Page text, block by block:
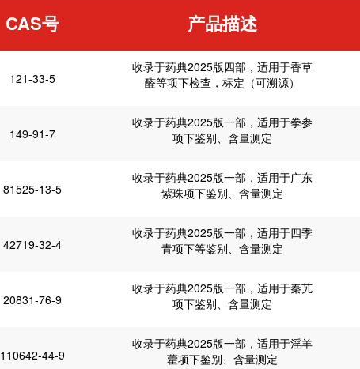
CAS号 产品描述
121-33-5
收录于药典2025版四部，适用于香草
醛等项下检查，标定（可溯源）
149-91-7
收录于药典2025版一部，适用于拳参
项下鉴别、含量测定
81525-13-5
收录于药典2025版一部，适用于广东
紫珠项下鉴别、含量测定
42719-32-4
收录于药典2025版一部，适用于四季
青项下等鉴别、含量测定
20831-76-9
收录于药典2025版一部，适用于秦艽
项下鉴别、含量测定
110642-44-9
收录于药典2025版一部，适用于淫羊
藿项下鉴别、含量测定